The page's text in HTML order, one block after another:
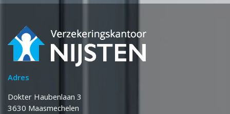
Adres
Dokter Haubenlaan 3
3630 Maasmechelen